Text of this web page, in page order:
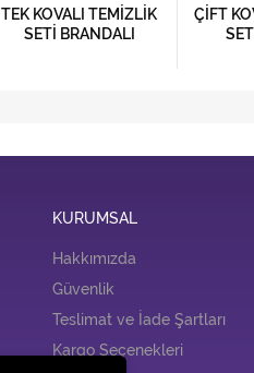
TEK KOVALI TEMİZLİK
SETİ BRANDALI
ÇİFT
KURUMSAL
Hakkımızda
Güvenlik
Teslimat ve İade Şartları
Kargo Seçenekleri